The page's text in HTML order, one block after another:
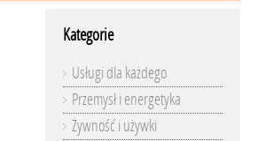
Kategorie
Usługi dla każdego
Przemysł i energetyka
Żywność i używki